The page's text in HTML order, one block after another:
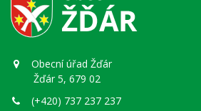
Obecní úřad Žďár
Žďár 5, 679 02
(+420) 737 237 237